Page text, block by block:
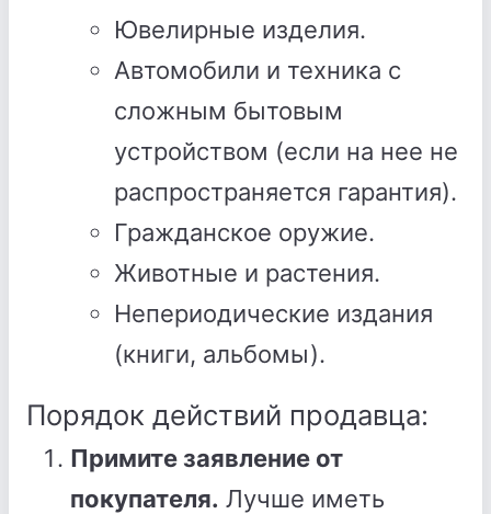
Ювелирные изделия.
Автомобили и техника с
сложным бытовым
устройством (если на нее не
распространяется гарантия).
Гражданское оружие.
Животные и растения.
Непериодические издания
(книги, альбомы).
Порядок действий продавца:
Примите заявление от
покупателя. Лучше иметь